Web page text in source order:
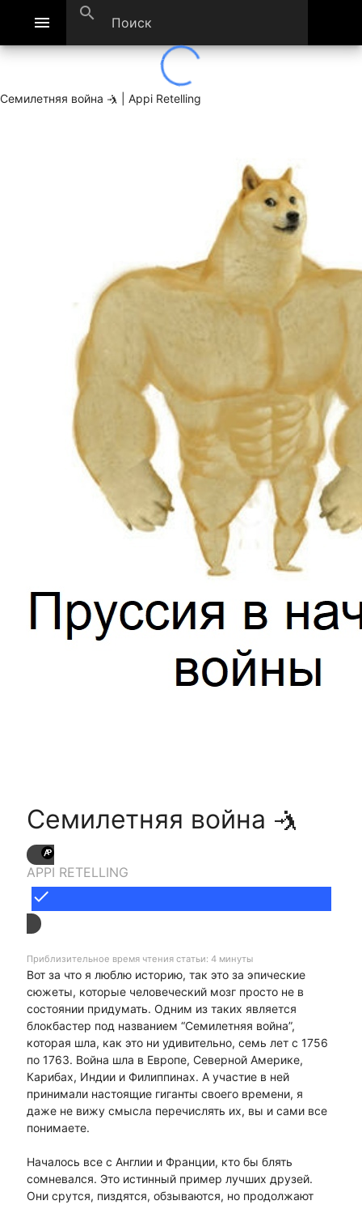
menu search
Семилетняя война 🤺 | Appi Retelling
Семилетняя война 🤺
APPI RETELLING
done
Приблизительное время чтения статьи: 4 минуты
Вот за что я люблю историю, так это за эпические
сюжеты, которые человеческий мозг просто не в
состоянии придумать. Одним из таких является
блокбастер под названием “Семилетняя война”,
которая шла, как это ни удивительно, семь лет с 1756
по 1763. Война шла в Европе, Северной Америке,
Карибах, Индии и Филиппинах. А участие в ней
принимали настоящие гиганты своего времени, я
даже не вижу смысла перечислять их, вы и сами все
понимаете.
Началось все с Англии и Франции, кто бы блять
сомневался. Это истинный пример лучших друзей.
Они срутся, пиздятся, обзываются, но продолжают